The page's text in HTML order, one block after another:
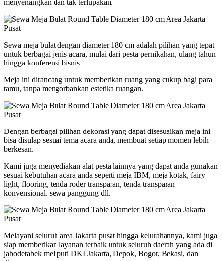
menyenangkan dan tak terlupakan.
Sewa meja bulat dengan diameter 180 cm adalah pilihan yang tepat
untuk berbagai jenis acara, mulai dari pesta pernikahan, ulang tahun
hingga konferensi bisnis.
Meja ini dirancang untuk memberikan ruang yang cukup bagi para
tamu, tanpa mengorbankan estetika ruangan.
Dengan berbagai pilihan dekorasi yang dapat disesuaikan meja ini
bisa disulap sesuai tema acara anda, membuat setiap momen lebih
berkesan.
Kami juga menyediakan alat pesta lainnya yang dapat anda gunakan
sesuai kebutuhan acara anda seperti meja IBM, meja kotak, fairy
light, flooring, tenda roder transparan, tenda transparan
konvensional, sewa panggung dll.
Melayani seluruh area Jakarta pusat hingga kelurahannya, kami juga
siap memberikan layanan terbaik untuk seluruh daerah yang ada di
jabodetabek meliputi DKI Jakarta, Depok, Bogor, Bekasi, dan